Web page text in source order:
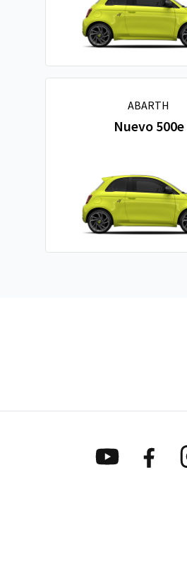
ABARTH
Nuevo 500e